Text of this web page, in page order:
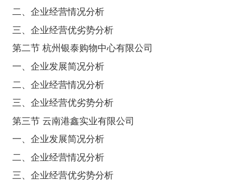
二、企业经营情况分析
三、企业经营优劣势分析
第二节 杭州银泰购物中心有限公司
一、企业发展简况分析
二、企业经营情况分析
三、企业经营优劣势分析
第三节 云南港鑫实业有限公司
一、企业发展简况分析
二、企业经营情况分析
三、企业经营优劣势分析